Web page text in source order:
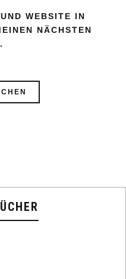
WEBSITE IN
NÄCHSTEN